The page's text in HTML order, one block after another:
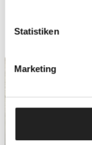
Statistiken
Marketing